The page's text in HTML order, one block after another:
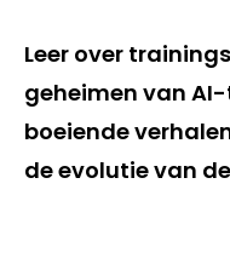
Leer over
geheimen van
boeiende
de evolutie van